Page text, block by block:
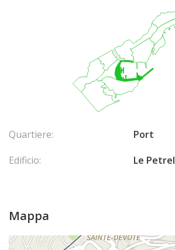
Quartiere:
Port
Edificio:
Le Petrel
Mappa